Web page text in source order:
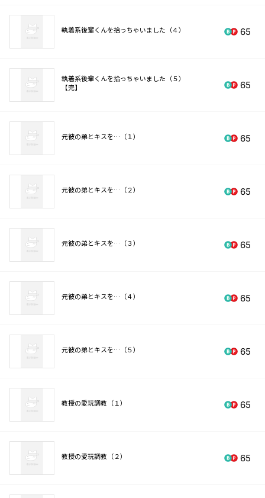
執着系後輩くんを拾っちゃいました（４） 65
執着系後輩くんを拾っちゃいました（５）
【完】
65
元彼の弟とキスを…（１） 65
元彼の弟とキスを…（２） 65
元彼の弟とキスを…（３） 65
元彼の弟とキスを…（４） 65
元彼の弟とキスを…（５） 65
教授の愛玩調教（１） 65
教授の愛玩調教（２） 65